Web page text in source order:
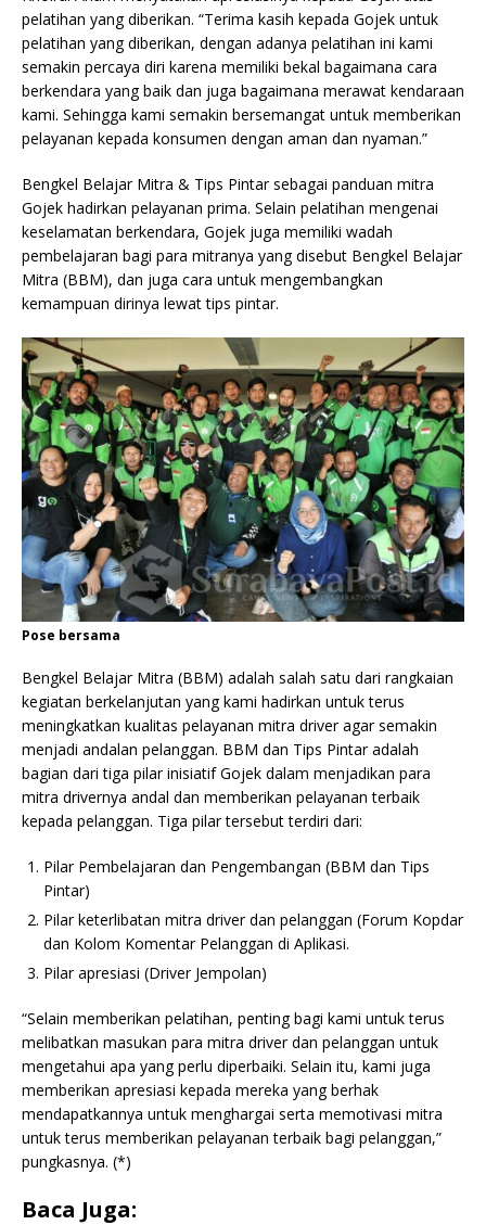
pelatihan yang diberikan. “Terima kasih kepada Gojek untuk
pelatihan yang diberikan, dengan adanya pelatihan ini kami
semakin percaya diri karena memiliki bekal bagaimana cara
berkendara yang baik dan juga bagaimana merawat kendaraan
kami. Sehingga kami semakin bersemangat untuk memberikan
pelayanan kepada konsumen dengan aman dan nyaman.”
Bengkel Belajar Mitra & Tips Pintar sebagai panduan mitra
Gojek hadirkan pelayanan prima. Selain pelatihan mengenai
keselamatan berkendara, Gojek juga memiliki wadah
pembelajaran bagi para mitranya yang disebut Bengkel Belajar
Mitra (BBM), dan juga cara untuk mengembangkan
kemampuan dirinya lewat tips pintar.
Pose bersama
Bengkel Belajar Mitra (BBM) adalah salah satu dari rangkaian
kegiatan berkelanjutan yang kami hadirkan untuk terus
meningkatkan kualitas pelayanan mitra driver agar semakin
menjadi andalan pelanggan. BBM dan Tips Pintar adalah
bagian dari tiga pilar inisiatif Gojek dalam menjadikan para
mitra drivernya andal dan memberikan pelayanan terbaik
kepada pelanggan. Tiga pilar tersebut terdiri dari:
Pilar Pembelajaran dan Pengembangan (BBM dan Tips
Pintar)
Pilar keterlibatan mitra driver dan pelanggan (Forum Kopdar
dan Kolom Komentar Pelanggan di Aplikasi.
Pilar apresiasi (Driver Jempolan)
“Selain memberikan pelatihan, penting bagi kami untuk terus
melibatkan masukan para mitra driver dan pelanggan untuk
mengetahui apa yang perlu diperbaiki. Selain itu, kami juga
memberikan apresiasi kepada mereka yang berhak
mendapatkannya untuk menghargai serta memotivasi mitra
untuk terus memberikan pelayanan terbaik bagi pelanggan,”
pungkasnya. (*)
Baca Juga: